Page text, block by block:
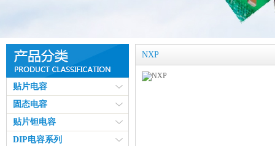
贴片电容
固态电容
贴片钽电容
DIP电容系列
NXP